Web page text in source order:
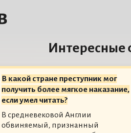
Интересные
В какой стране преступник мог
получить более мягкое наказание,
если умел читать?
В средневековой Англии
обвиняемый, признанный